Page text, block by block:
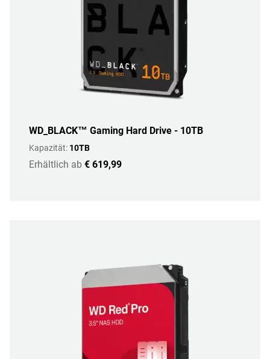
WD_BLACK™ Gaming Hard Drive - 10TB
Kapazität: 10TB
Erhältlich ab € 619,99